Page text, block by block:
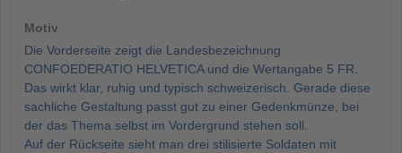
Motiv
Die Vorderseite zeigt die Landesbezeichnung
CONFOEDERATIO HELVETICA und die Wertangabe 5 FR.
Das wirkt klar, ruhig und typisch schweizerisch. Gerade diese
sachliche Gestaltung passt gut zu einer Gedenkmünze, bei
der das Thema selbst im Vordergrund stehen soll.
Auf der Rückseite sieht man drei stilisierte Soldaten mit